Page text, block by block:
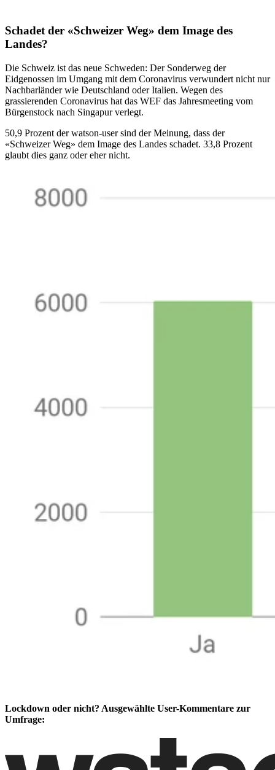
Schadet der «Schweizer Weg» dem Image des
Landes?
Die Schweiz ist das neue Schweden: Der Sonderweg der
Eidgenossen im Umgang mit dem Coronavirus verwundert nicht nur
Nachbarländer wie Deutschland oder Italien. Wegen des
grassierenden Coronavirus hat das WEF das Jahresmeeting vom
Bürgenstock nach Singapur verlegt.
50,9 Prozent der watson-user sind der Meinung, dass der
«Schweizer Weg» dem Image des Landes schadet. 33,8 Prozent
glaubt dies ganz oder eher nicht.
Lockdown oder nicht? Ausgewählte User-Kommentare zur
Umfrage: